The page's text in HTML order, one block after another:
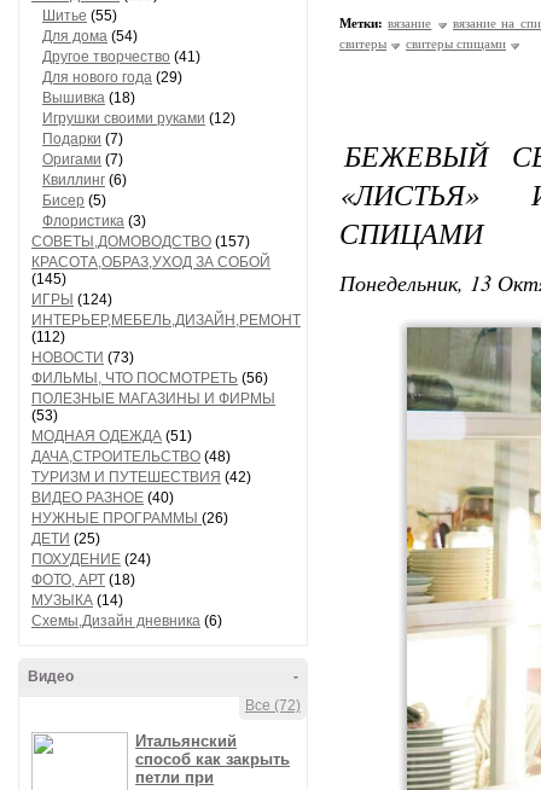
Шитье (55)
Для дома (54)
Другое творчество (41)
Для нового года (29)
Вышивка (18)
Игрушки своими руками (12)
Подарки (7)
Оригами (7)
Квиллинг (6)
Бисер (5)
Флористика (3)
СОВЕТЫ,ДОМОВОДСТВО (157)
КРАСОТА,ОБРАЗ,УХОД ЗА СОБОЙ
(145)
ИГРЫ (124)
ИНТЕРЬЕР,МЕБЕЛЬ,ДИЗАЙН,РЕМОНТ
(112)
НОВОСТИ (73)
ФИЛЬМЫ, ЧТО ПОСМОТРЕТЬ (56)
ПОЛЕЗНЫЕ МАГАЗИНЫ И ФИРМЫ
(53)
МОДНАЯ ОДЕЖДА (51)
ДАЧА,СТРОИТЕЛЬСТВО (48)
ТУРИЗМ И ПУТЕШЕСТВИЯ (42)
ВИДЕО РАЗНОЕ (40)
НУЖНЫЕ ПРОГРАММЫ (26)
ДЕТИ (25)
ПОХУДЕНИЕ (24)
ФОТО, АРТ (18)
МУЗЫКА (14)
Схемы,Дизайн дневника (6)
-
Видео
Все (72)
Итальянский
способ как закрыть
петли при
Метки: вязание
вязание на
свитеры
свитеры спицами
БЕЖЕВЫЙ
СПИЦАМИ
Понедельник, 13